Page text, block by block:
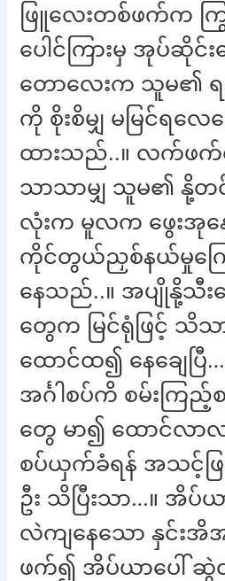
ဖြူလေးတစ်ဖက်က က
ပေါင်ကြားမှ အုပ်ဆိုင်
တောလေးက သူမ၏
ကို စိုးစိမျှ မမြင်ရလ
ထားသည်..။ လက်ဖက်
သာသာမျှ သူမ၏ နို့တ
လုံးက မူလက ဖွေးအုန
ကိုင်တွယ်ညှစ်နယ်မှုကြ
နေသည်..။ အပျိုနို့သီး
တွေက မြင်ရုံဖြင့် သိ
ထောင်ထ၍ နေချေပြီ…
အင်္ဂါစပ်ကိ စမ်းကြည့်
တွေ မာ၍ ထောင်လာလ
စပ်ယှက်ခံရန် အသင့်ဖ
ဦး သိပြီးသာ…။ အိပ်ယ
လဲကျနေသော နှင်းအိ
ဖက်၍ အိပ်ယာပေါ်